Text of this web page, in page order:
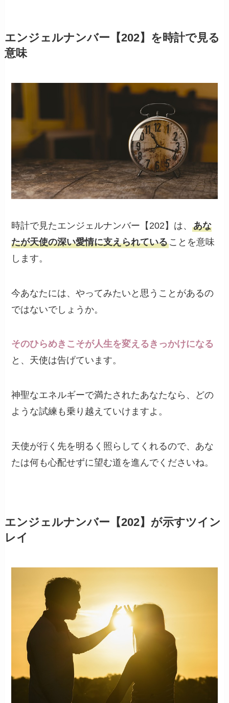
エンジェルナンバー【202】を時計で見る
意味
時計で見たエンジェルナンバー【202】は、あな
たが天使の深い愛情に支えられていることを意味
します。
今あなたには、やってみたいと思うことがあるの
ではないでしょうか。
そのひらめきこそが人生を変えるきっかけになる
と、天使は告げています。
神聖なエネルギーで満たされたあなたなら、どの
ような試練も乗り越えていけますよ。
天使が行く先を明るく照らしてくれるので、あな
たは何も心配せずに望む道を進んでくださいね。
エンジェルナンバー【202】が示すツイン
レイ